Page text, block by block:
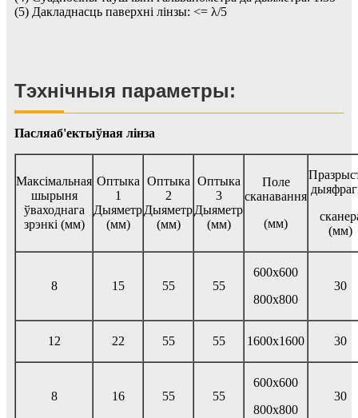
(5) Дакладнасць паверхні лінзы: <= λ/5
Тэхнічныя параметры:
Пасляаб'ектыўная лінза
Максімальная
шырыня
ўваходнага
зрэнкі (мм)
Оптыка
1
Дыяметр
(мм)
Оптыка
2
Дыяметр
(мм)
Оптыка
3
Дыяметр
(мм)
Поле
сканавання
(мм)
(мм)
8 15 55 55
600x600
800x800
30
12 22 55 55 1600x1600 30
8 16 55 55
600x600
800x800
30